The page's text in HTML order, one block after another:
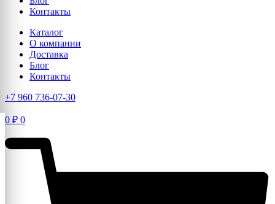
Контакты
Каталог
О компании
Доставка
Блог
Контакты
+7 960 736-07-30
0 ₽ 0